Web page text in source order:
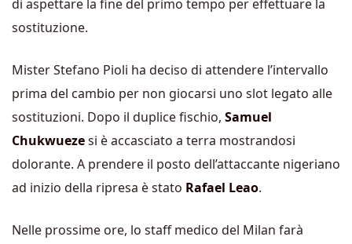
di aspettare la fine del primo tempo per effettuare la
sostituzione.
Mister Stefano Pioli ha deciso di attendere l’intervallo
prima del cambio per non giocarsi uno slot legato alle
sostituzioni. Dopo il duplice fischio, Samuel
Chukwuezesi è accasciato a terra mostrandosi
dolorante. A prendere il posto dell’attaccante nigeriano
ad inizio della ripresa è stato Rafael Leao.
Nelle prossime ore, lo staff medico del Milan farà